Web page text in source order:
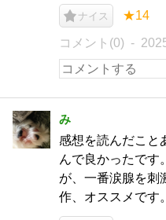
ナイス ★14
コメント(0)
み
感想を読んだこと
んで良かったです
が、一番涙腺を刺
作、オススメです。